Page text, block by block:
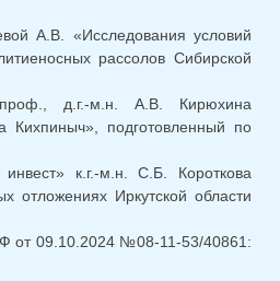
А.В. «Исследования условий
рассолов Сибирской
д.г.-м.н. А.В. Кирюхина
Кихпиныч», подготовленный по
к.г.-м.н. С.Б. Короткова
отложениях Иркутской области
от 09.10.2024 №08-11-53/40861: